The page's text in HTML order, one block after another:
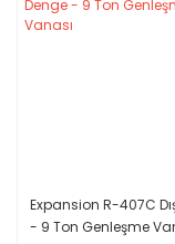
Expansion R-407C
- 9 Ton Genleşme